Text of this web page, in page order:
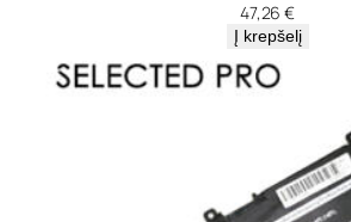
47,26€
Į krepšelį